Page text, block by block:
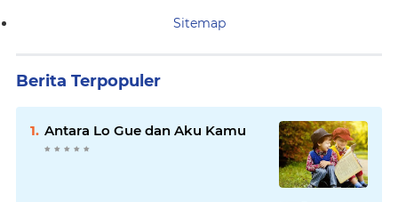
Sitemap
Berita Terpopuler
Antara Lo Gue dan Aku Kamu